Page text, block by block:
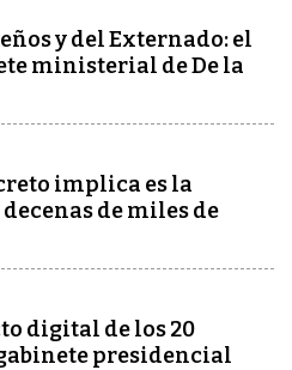
y del Externado: el
ministerial de De la
implica es la
de miles de
digital de los 20
presidencial